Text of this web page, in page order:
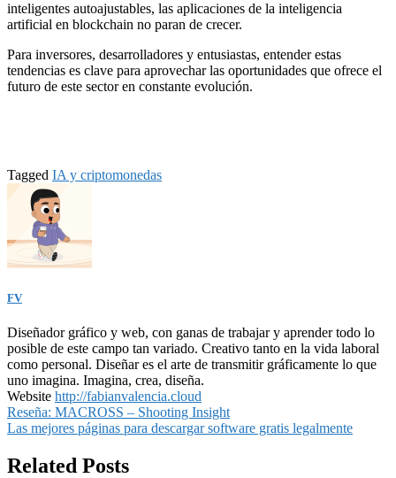
inteligentes autoajustables, las aplicaciones de la inteligencia
artificial en blockchain no paran de crecer.
Para inversores, desarrolladores y entusiastas, entender estas
tendencias es clave para aprovechar las oportunidades que ofrece el
futuro de este sector en constante evolución.
Tagged IA y criptomonedas
FV
Diseñador gráfico y web, con ganas de trabajar y aprender todo lo
posible de este campo tan variado. Creativo tanto en la vida laboral
como personal. Diseñar es el arte de transmitir gráficamente lo que
uno imagina. Imagina, crea, diseña.
Website http://fabianvalencia.cloud
Navegación
de
entradas
Reseña: MACROSS – Shooting Insight
Las mejores páginas para descargar software gratis legalmente
Related Posts